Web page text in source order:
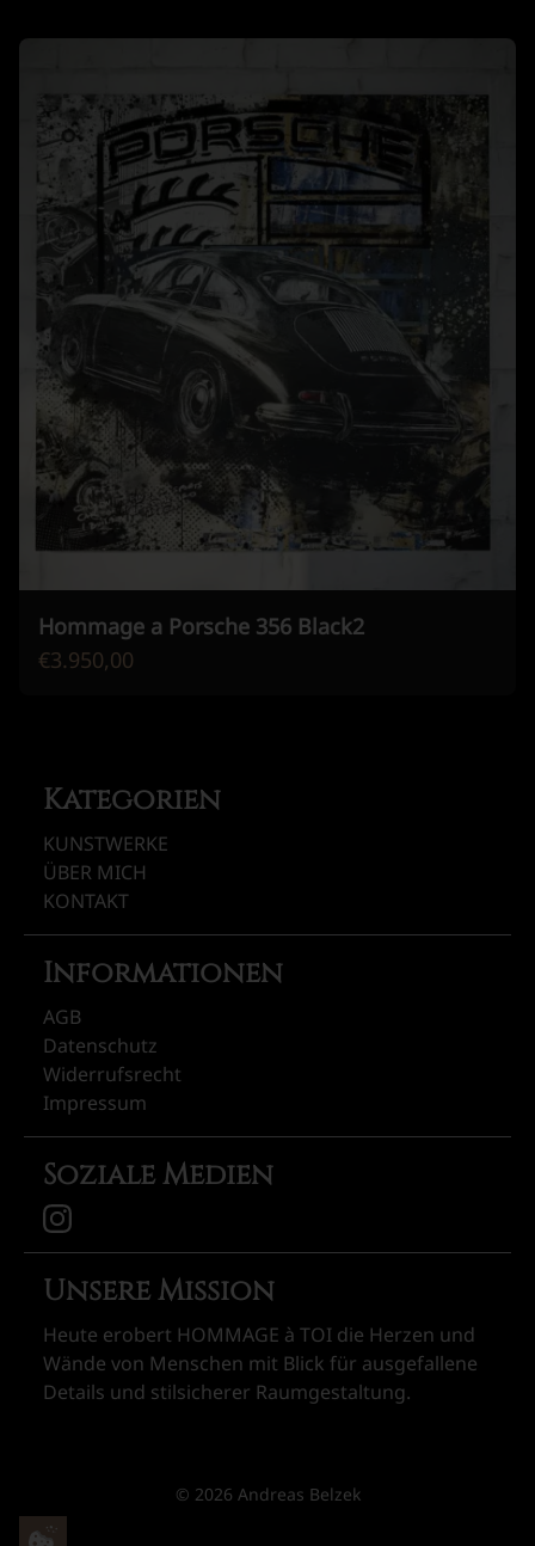
Hommage a Porsche 356 Black2
€3.950,00
Kategorien
KUNSTWERKE
ÜBER MICH
KONTAKT
Informationen
AGB
Datenschutz
Widerrufsrecht
Impressum
Soziale Medien
Unsere Mission
Heute erobert HOMMAGE à TOI die Herzen und
Wände von Menschen mit Blick für ausgefallene
Details und stilsicherer Raumgestaltung.
© 2026 Andreas Belzek